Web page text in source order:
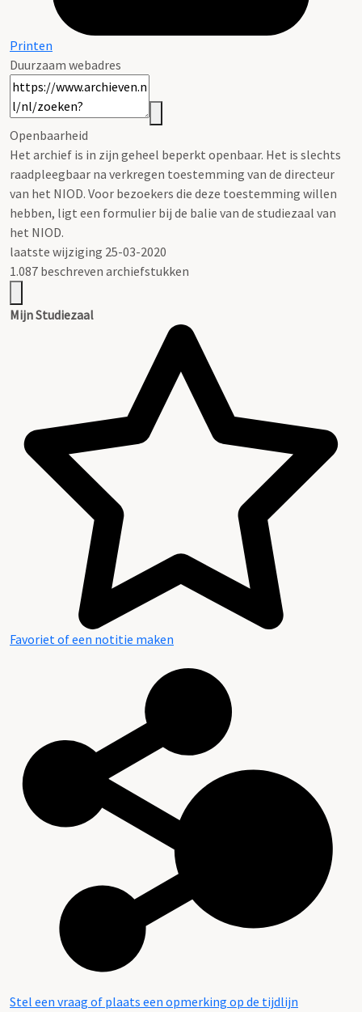
Printen
Duurzaam webadres
Openbaarheid
Het archief is in zijn geheel beperkt openbaar. Het is slechts
raadpleegbaar na verkregen toestemming van de directeur
van het NIOD. Voor bezoekers die deze toestemming willen
hebben, ligt een formulier bij de balie van de studiezaal van
het NIOD.
laatste wijziging 25-03-2020
1.087 beschreven archiefstukken
Mijn Studiezaal
Favoriet of een notitie maken
Stel een vraag of plaats een opmerking op de tijdlijn